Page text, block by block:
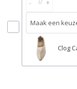
- +
Clog